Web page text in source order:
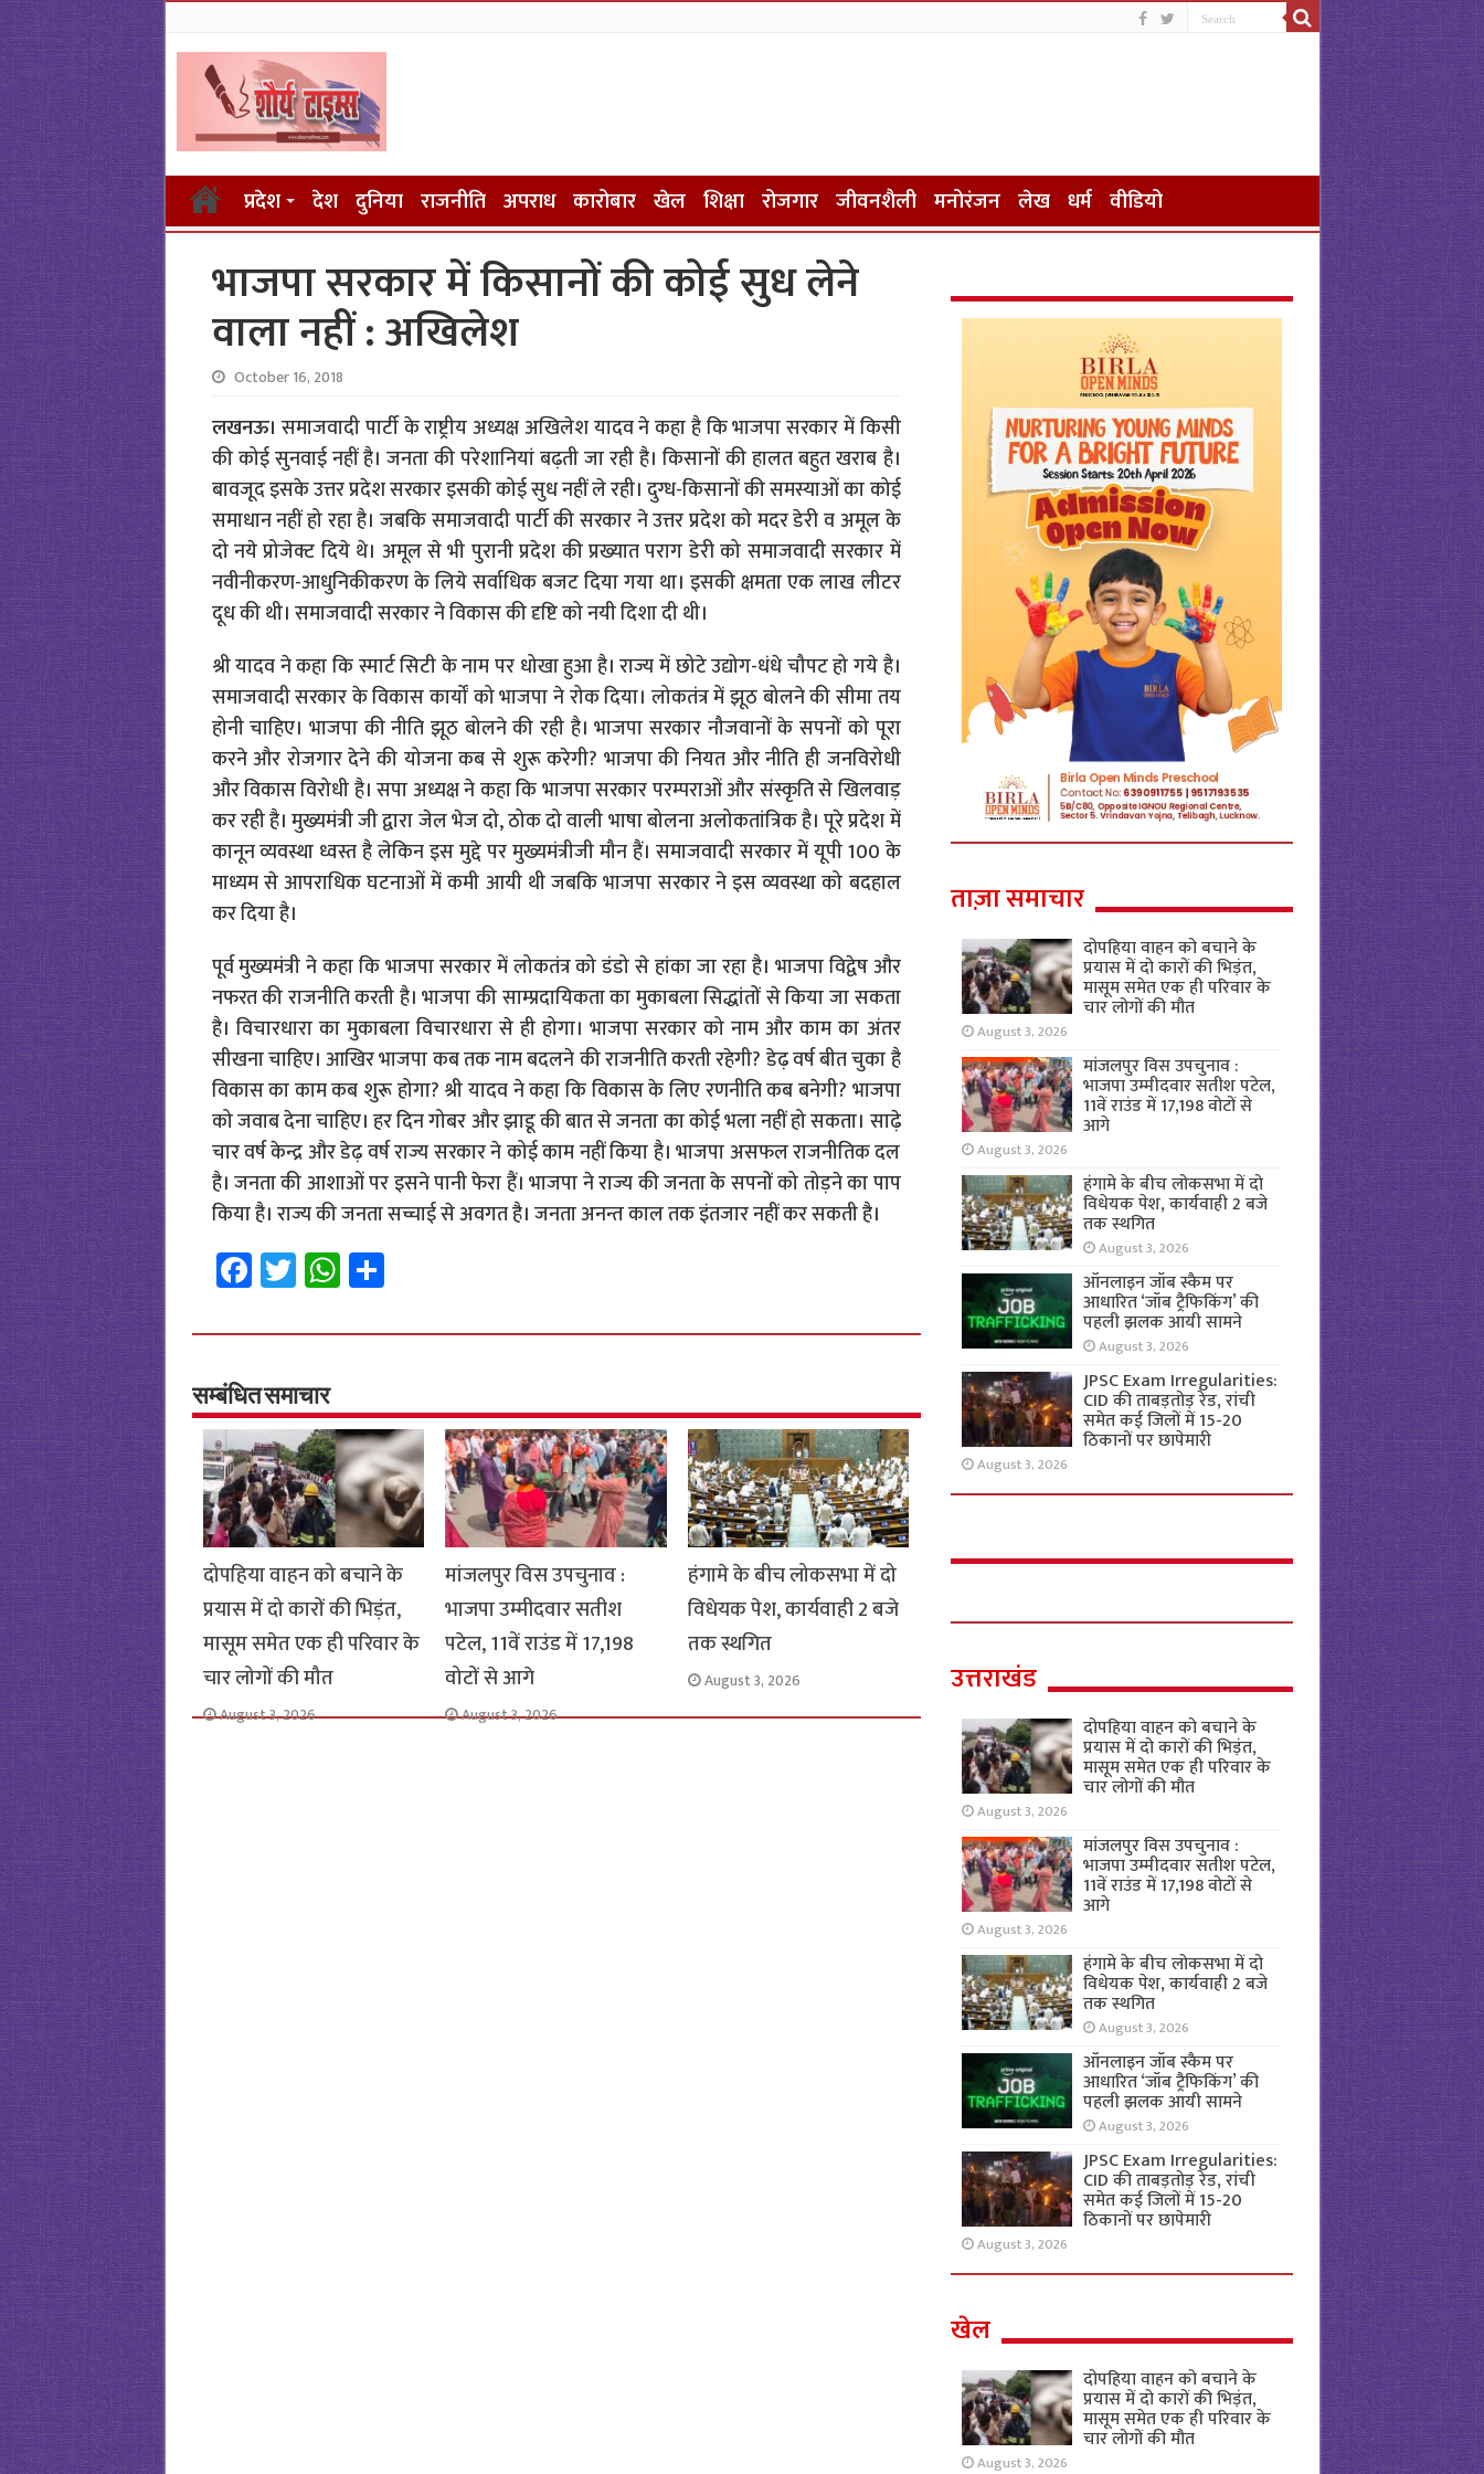
प्रदेश देश दुनिया राजनीति अपराध कारोबार खेल शिक्षा रोजगार जीवनशैली मनोरंजन लेख धर्म वीडियो
भाजपा सरकार में किसानों की कोई सुध लेने
वाला नहीं : अखिलेश
October 16, 2018
लखनऊ। समाजवादी पार्टी के राष्ट्रीय अध्यक्ष अखिलेश यादव ने कहा है कि भाजपा सरकार में किसी
की कोई सुनवाई नहीं है। जनता की परेशानियां बढ़ती जा रही है। किसानों की हालत बहुत खराब है।
बावजूद इसके उत्तर प्रदेश सरकार इसकी कोई सुध नहीं ले रही। दुग्ध-किसानों की समस्याओं का कोई
समाधान नहीं हो रहा है। जबकि समाजवादी पार्टी की सरकार ने उत्तर प्रदेश को मदर डेरी व अमूल के
दो नये प्रोजेक्ट दिये थे। अमूल से भी पुरानी प्रदेश की प्रख्यात पराग डेरी को समाजवादी सरकार में
नवीनीकरण-आधुनिकीकरण के लिये सर्वाधिक बजट दिया गया था। इसकी क्षमता एक लाख लीटर
दूध की थी। समाजवादी सरकार ने विकास की दृष्टि को नयी दिशा दी थी।
श्री यादव ने कहा कि स्मार्ट सिटी के नाम पर धोखा हुआ है। राज्य में छोटे उद्योग-धंधे चौपट हो गये है।
समाजवादी सरकार के विकास कार्यों को भाजपा ने रोक दिया। लोकतंत्र में झूठ बोलने की सीमा तय
होनी चाहिए। भाजपा की नीति झूठ बोलने की रही है। भाजपा सरकार नौजवानों के सपनों को पूरा
करने और रोजगार देने की योजना कब से शुरू करेगी? भाजपा की नियत और नीति ही जनविरोधी
और विकास विरोधी है। सपा अध्यक्ष ने कहा कि भाजपा सरकार परम्पराओं और संस्कृति से खिलवाड़
कर रही है। मुख्यमंत्री जी द्वारा जेल भेज दो, ठोक दो वाली भाषा बोलना अलोकतांत्रिक है। पूरे प्रदेश में
कानून व्यवस्था ध्वस्त है लेकिन इस मुद्दे पर मुख्यमंत्रीजी मौन हैं। समाजवादी सरकार में यूपी 100 के
माध्यम से आपराधिक घटनाओं में कमी आयी थी जबकि भाजपा सरकार ने इस व्यवस्था को बदहाल
कर दिया है।
पूर्व मुख्यमंत्री ने कहा कि भाजपा सरकार में लोकतंत्र को डंडो से हांका जा रहा है। भाजपा विद्वेष और
नफरत की राजनीति करती है। भाजपा की साम्प्रदायिकता का मुकाबला सिद्धांतों से किया जा सकता
है। विचारधारा का मुकाबला विचारधारा से ही होगा। भाजपा सरकार को नाम और काम का अंतर
सीखना चाहिए। आखिर भाजपा कब तक नाम बदलने की राजनीति करती रहेगी? डेढ़ वर्ष बीत चुका है
विकास का काम कब शुरू होगा? श्री यादव ने कहा कि विकास के लिए रणनीति कब बनेगी? भाजपा
को जवाब देना चाहिए। हर दिन गोबर और झाडू की बात से जनता का कोई भला नहीं हो सकता। साढ़े
चार वर्ष केन्द्र और डेढ़ वर्ष राज्य सरकार ने कोई काम नहीं किया है। भाजपा असफल राजनीतिक दल
है। जनता की आशाओं पर इसने पानी फेरा हैं। भाजपा ने राज्य की जनता के सपनों को तोड़ने का पाप
किया है। राज्य की जनता सच्चाई से अवगत है। जनता अनन्त काल तक इंतजार नहीं कर सकती है।
Fa
ce
b
o
o
k
T
wi
tt
er
W
h
at
p
p
S
h
ar
सम्बंधित समाचार
दोपहिया वाहन को बचाने के
प्रयास में दो कारों की भिड़ंत,
मासूम समेत एक ही परिवार के
चार लोगों की मौत
August 3, 2026
मांजलपुर विस उपचुनाव :
भाजपा उम्मीदवार सतीश
पटेल, 11वें राउंड में 17,198
वोटों से आगे
August 3, 2026
हंगामे के बीच लोकसभा में दो
विधेयक पेश, कार्यवाही 2 बजे
तक स्थगित
August 3, 2026
ताज़ा समाचार
दोपहिया वाहन को बचाने के
प्रयास में दो कारों की भिड़ंत,
मासूम समेत एक ही परिवार के
चार लोगों की मौत
August 3, 2026
मांजलपुर विस उपचुनाव :
भाजपा उम्मीदवार सतीश पटेल,
11वें राउंड में 17,198 वोटों से
आगे
August 3, 2026
हंगामे के बीच लोकसभा में दो
विधेयक पेश, कार्यवाही 2 बजे
तक स्थगित
August 3, 2026
ऑनलाइन जॉब स्कैम पर
आधारित ‘जॉब ट्रैफिकिंग’ की
पहली झलक आयी सामने
August 3, 2026
JPSC Exam Irregularities:
CID की ताबड़तोड़ रेड, रांची
समेत कई जिलों में 15-20
ठिकानों पर छापेमारी
August 3, 2026
उत्तराखंड
दोपहिया वाहन को बचाने के
प्रयास में दो कारों की भिड़ंत,
मासूम समेत एक ही परिवार के
चार लोगों की मौत
August 3, 2026
मांजलपुर विस उपचुनाव :
भाजपा उम्मीदवार सतीश पटेल,
11वें राउंड में 17,198 वोटों से
आगे
August 3, 2026
हंगामे के बीच लोकसभा में दो
विधेयक पेश, कार्यवाही 2 बजे
तक स्थगित
August 3, 2026
ऑनलाइन जॉब स्कैम पर
आधारित ‘जॉब ट्रैफिकिंग’ की
पहली झलक आयी सामने
August 3, 2026
JPSC Exam Irregularities:
CID की ताबड़तोड़ रेड, रांची
समेत कई जिलों में 15-20
ठिकानों पर छापेमारी
August 3, 2026
खेल
दोपहिया वाहन को बचाने के
प्रयास में दो कारों की भिड़ंत,
मासूम समेत एक ही परिवार के
चार लोगों की मौत
August 3, 2026